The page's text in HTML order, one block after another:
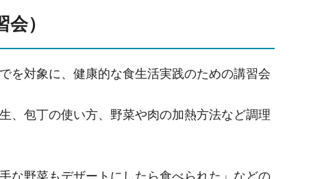
）
を対象に、健康的な食生活実践のための講習会
、包丁の使い方、野菜や肉の加熱方法など調理